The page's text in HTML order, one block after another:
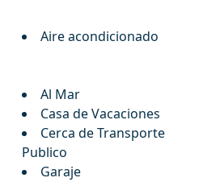
Aire acondicionado
Al Mar
Casa de Vacaciones
Cerca de Transporte
Publico
Garaje